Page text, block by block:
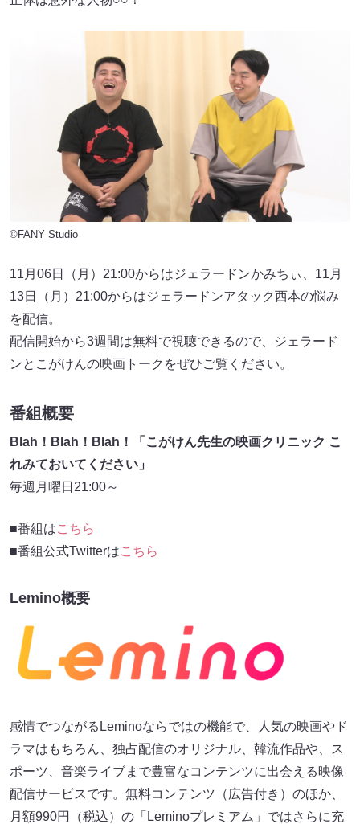
©FANY Studio
11月06日（月）21:00からはジェラードンかみちぃ、11月
13日（月）21:00からはジェラードンアタック西本の悩み
を配信。
配信開始から3週間は無料で視聴できるので、ジェラード
ンとこがけんの映画トークをぜひご覧ください。
番組概要
Blah！Blah！Blah！「こがけん先生の映画クリニック こ
れみておいてください」
毎週月曜日21:00～
■番組はこちら
■番組公式Twitterはこちら
Lemino概要
感情でつながるLeminoならではの機能で、人気の映画やド
ラマはもちろん、独占配信のオリジナル、韓流作品や、ス
ポーツ、音楽ライブまで豊富なコンテンツに出会える映像
配信サービスです。無料コンテンツ（広告付き）のほか、
月額990円（税込）の「Leminoプレミアム」ではさらに充